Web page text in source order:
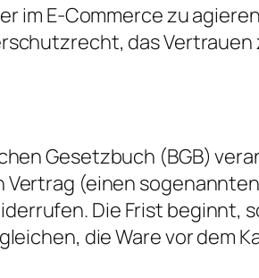
im E-Commerce zu
das Vertrauen
Gesetzbuch (BGB)
Vertrag (einen sogenannten
Die Frist beginnt,
die Ware vor dem